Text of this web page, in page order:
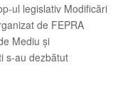
ul legislativ Modificări
de FEPRA
Mediu și
s-au dezbătut